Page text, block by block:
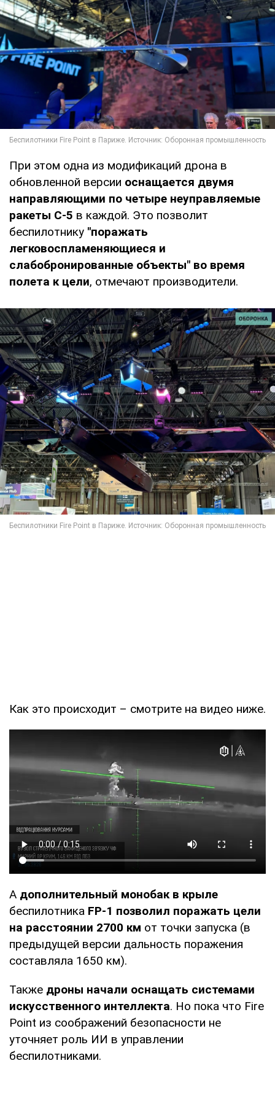
При этом одна из модификаций дрона в
обновленной версии оснащается двумя
направляющими по четыре неуправляемые
ракеты С-5 в каждой. Это позволит
беспилотнику "поражать
легковоспламеняющиеся и
слабобронированные объекты" во время
полета к цели, отмечают производители.
Как это происходит – смотрите на видео ниже.
А дополнительный монобак в крыле
беспилотника FP-1 позволил поражать цели
на расстоянии 2700 км от точки запуска (в
предыдущей версии дальность поражения
составляла 1650 км).
Также дроны начали оснащать системами
искусственного интеллекта. Но пока что Fire
Point из соображений безопасности не
уточняет роль ИИ в управлении
беспилотниками.